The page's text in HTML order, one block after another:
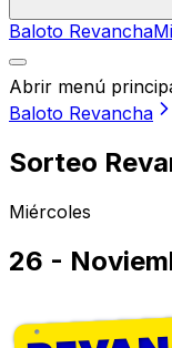
Baloto Revancha
Abrir menú
Baloto Revancha
Sorteo
Miércoles
26 -